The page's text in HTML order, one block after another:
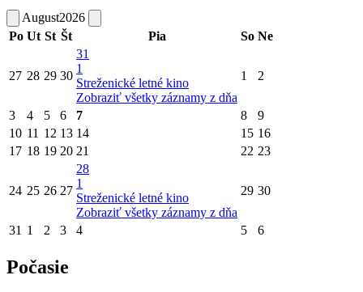
August2026
Po Ut St Št Pia So Ne
27 28 29 30
31
1
Streženické letné kino
Zobraziť všetky záznamy z dňa
1 2
3 4 5 6 7 8
9
10 11 12 13 14 15 16
17 18 19 20 21 22 23
24 25 26 27
28
1
Streženické letné kino
Zobraziť všetky záznamy z dňa
29 30
31 1 2 3 4 5 6
Počasie